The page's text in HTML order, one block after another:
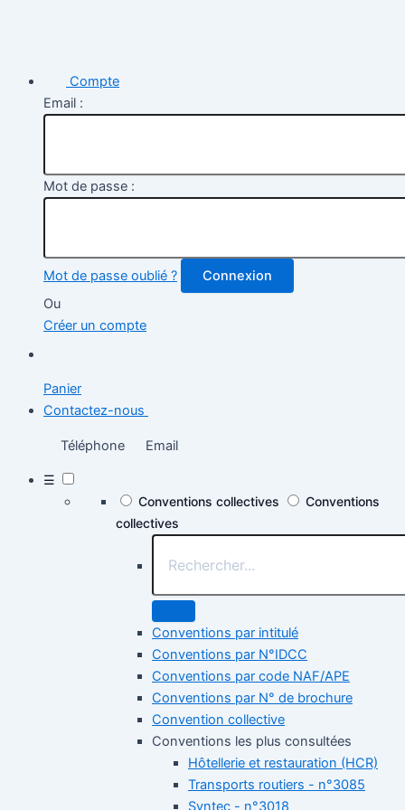
Compte
Email :
Mot de passe :
Mot de passe oublié ?
Connexion
Ou
Créer un compte
Panier
Contactez-nous
Téléphone Email
☰
Conventions collectives
Conventions
collectives
Conventions par intitulé
Conventions par N°IDCC
Conventions par code NAF/APE
Conventions par N° de brochure
Convention collective
Conventions les plus consultées
Hôtellerie et restauration (HCR)
Transports routiers - n°3085
Syntec - n°3018